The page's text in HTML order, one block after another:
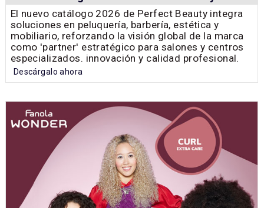
El nuevo catálogo 2026 de Perfect Beauty integra
soluciones en peluquería, barbería, estética y
mobiliario, reforzando la visión global de la marca
como 'partner' estratégico para salones y centros
especializados. innovación y calidad profesional.
Descárgalo ahora